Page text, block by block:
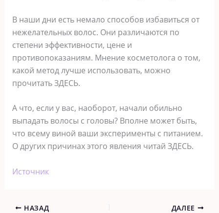
В наши дни есть немало способов избавиться от
нежелательных волос. Они различаются по
степени эффективности, цене и
противопоказаниям. Мнение косметолога о том,
какой метод лучше использовать, можно
прочитать ЗДЕСЬ.
А что, если у вас, наоборот, начали обильно
выпадать волосы с головы? Вполне может быть,
что всему виной ваши эксперименты с питанием.
О других причинах этого явления читай ЗДЕСЬ.
Источник
НАЗАД ДАЛЕЕ